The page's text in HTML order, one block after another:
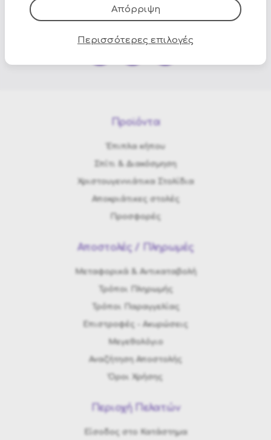
Προϊόντα
Έπιπλα κήπου
Σπίτι & Διακόσμηση
Χριστουγεννιάτικα Στολίδια
Αποκριάτικες στολές
Προσφορές
Αποστολές / Πληρωμές
Μεταφορικά & Αντικαταβολή
Τρόποι Πληρωμής
Τρόποι Παραγγελίας
Eπιστροφές - Ακυρώσεις
Μεγεθολόγιο
Αναζήτηση Αποστολής
Όροι Χρήσης
Περιοχή Πελατών
Είσοδος στο Κατάστημα
Απόρριψη
Περισσότερες επιλογές